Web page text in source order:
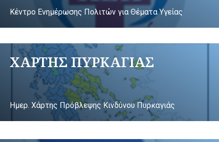
Κέντρο Ενημέρωσης Πολιτών για Θέματα Υγείας
ΧΑΡΤΗΣ ΠΥΡΚΑΓΙΑΣ
Ημερ. Χάρτης Πρόβλεψης Κινδύνου Πυρκαγιάς